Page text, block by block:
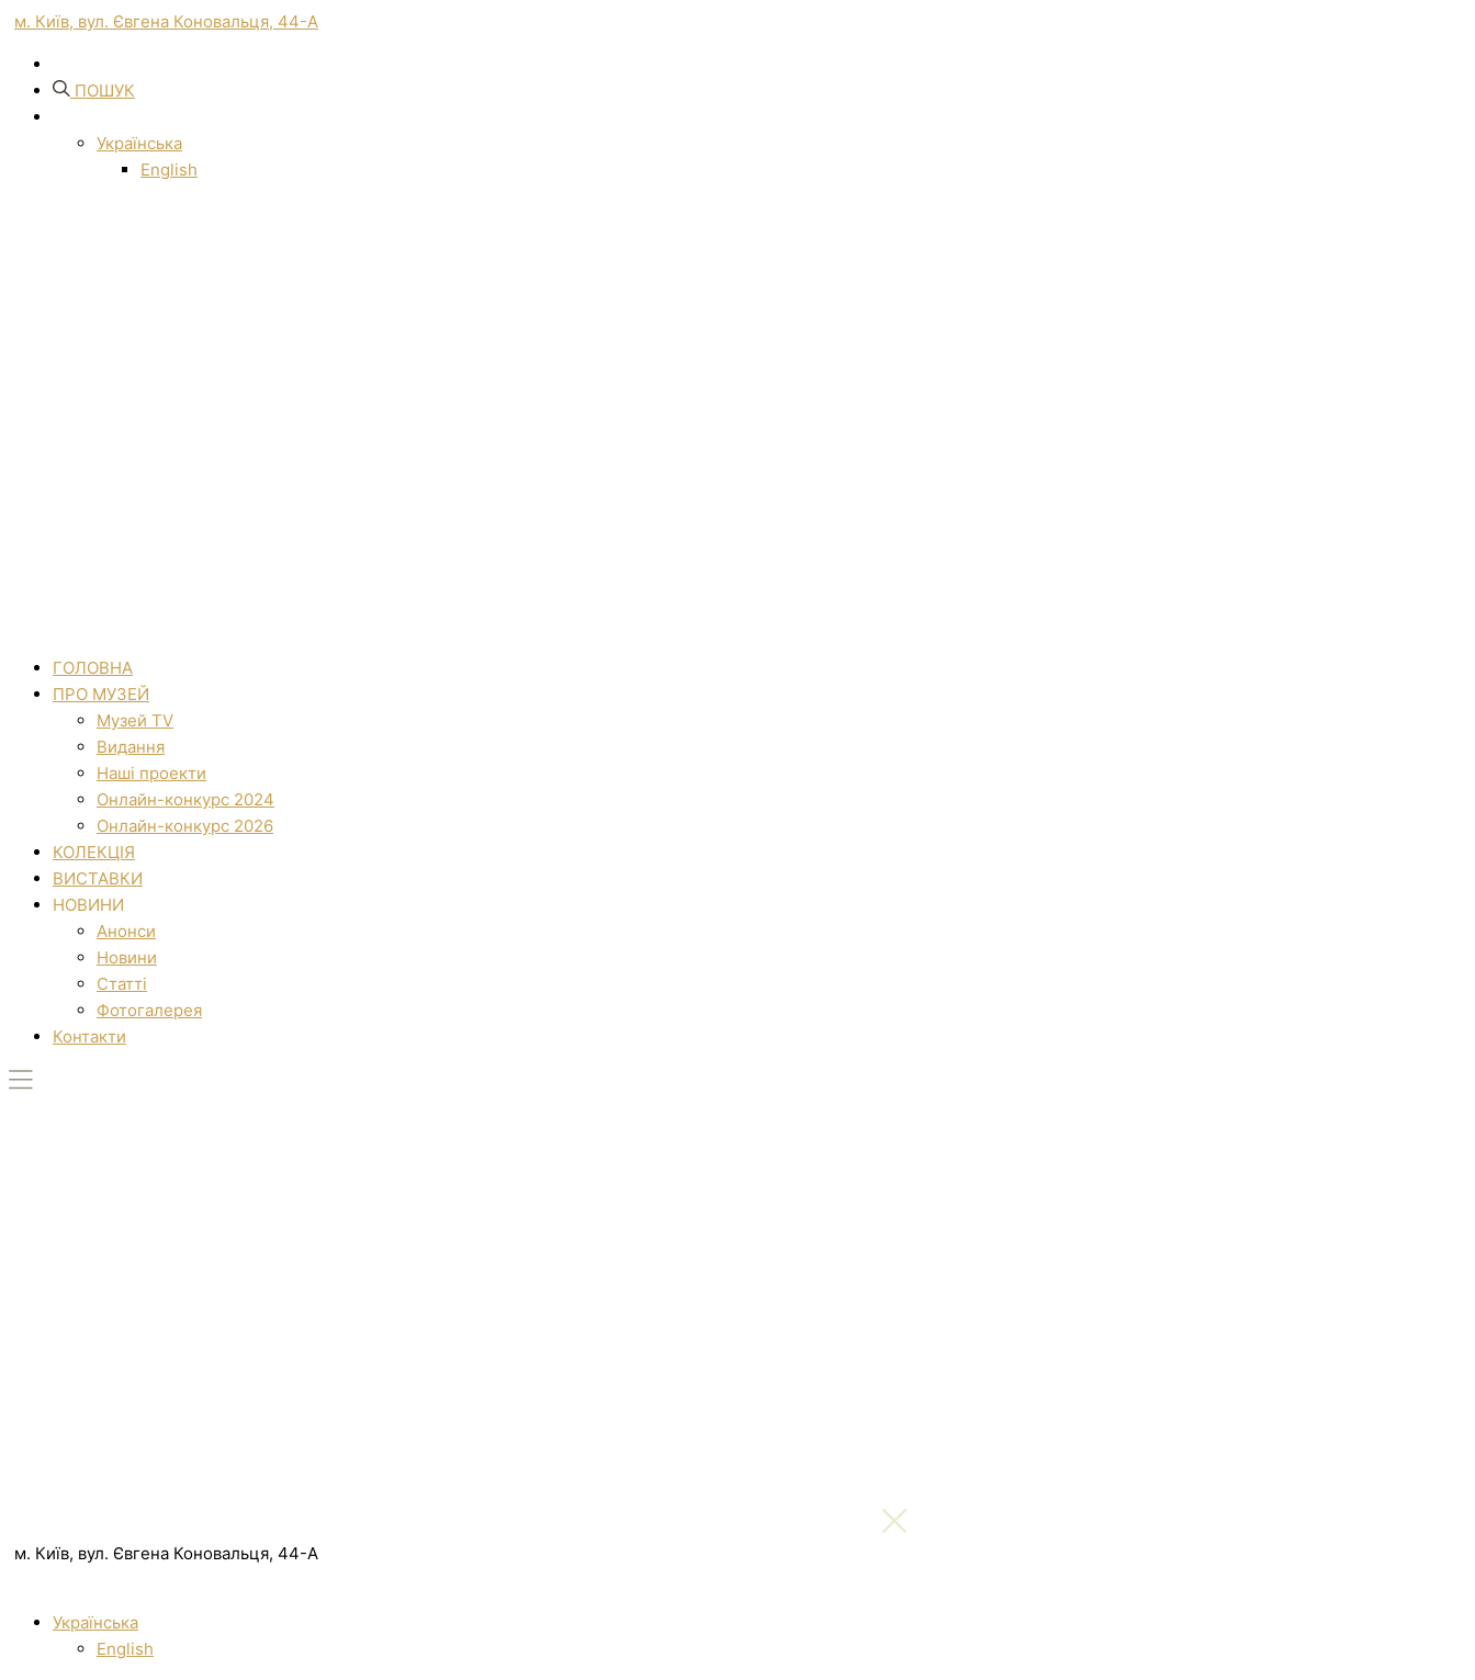
м. Київ, вул. Євгена Коновальця, 44-А
ПОШУК
Українська
English
ГОЛОВНА
ПРО МУЗЕЙ
Музей TV
Видання
Наші проекти
Онлайн-конкурс 2024
Онлайн-конкурс 2026
КОЛЕКЦІЯ
ВИСТАВКИ
НОВИНИ
Анонси
Новини
Статті
Фотогалерея
Контакти
м. Київ, вул. Євгена Коновальця, 44-А
Українська
English